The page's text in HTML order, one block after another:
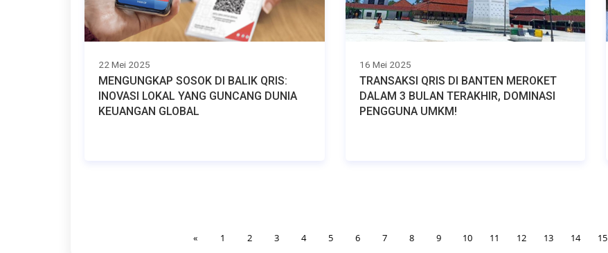
22 Mei 2025
MENGUNGKAP SOSOK DI BALIK QRIS:
INOVASI LOKAL YANG GUNCANG DUNIA
KEUANGAN GLOBAL
16 Mei 2025
TRANSAKSI QRIS DI BANTEN MEROKET
DALAM 3 BULAN TERAKHIR, DOMINASI
PENGGUNA UMKM!
« 1 2 3 4 5 6 7 8 9 10 11 12 13 14 15